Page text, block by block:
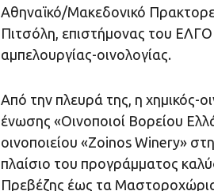
Αθηναϊκό/Μακεδονικό
Πιτσόλη, επιστήμονας του
αμπελουργίας-οινολογίας.
Από την πλευρά της, η χημικός-
ένωσης «Οινοποιοί Βορείου
οινοποιείου «Zoinos Winery»
πλαίσιο του προγράμματος
Πρεβέζης έως τα Μαστοροχώρια